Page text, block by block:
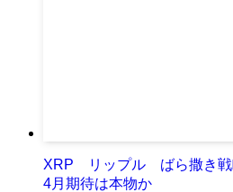
XRP リップル ばら撒き戦
4月期待は本物か